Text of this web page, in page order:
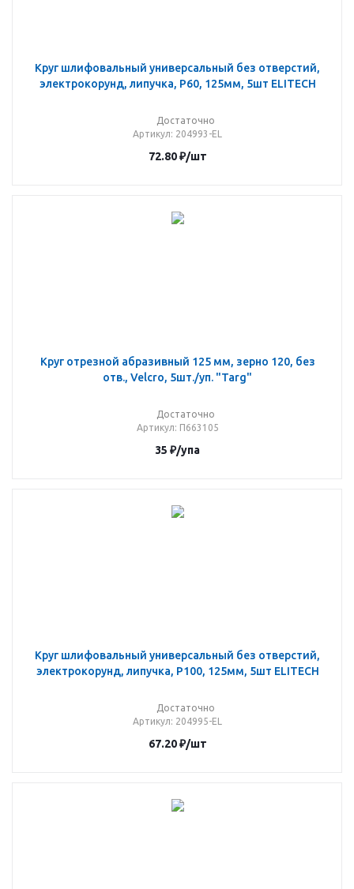
Круг шлифовальный универсальный без отверстий,
электрокорунд, липучка, P60, 125мм, 5шт ELITECH
Достаточно
Артикул: 204993-EL
72.80₽/шт
Круг отрезной абразивный 125 мм, зерно 120, без
отв., Velcro, 5шт./уп. "Targ"
Достаточно
Артикул: П663105
35 ₽/упа
Круг шлифовальный универсальный без отверстий,
электрокорунд, липучка, P100, 125мм, 5шт ELITECH
Достаточно
Артикул: 204995-EL
67.20₽/шт